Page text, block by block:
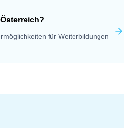
für Weiterbildungen